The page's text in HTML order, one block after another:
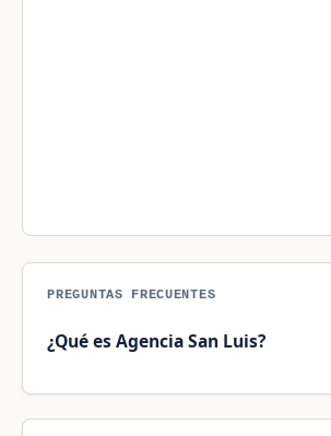
PREGUNTAS FRECUENTES
¿Qué es Agencia San Luis?